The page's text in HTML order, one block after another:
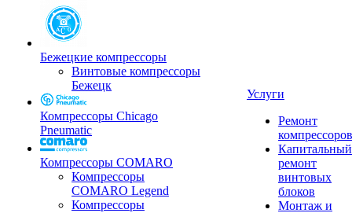
Бежецкие компрессоры
Винтовые компрессоры
Бежецк
Компрессоры Chicago
Pneumatic
Компрессоры COMARO
Компрессоры
COMARO Legend
Компрессоры
Услуги
Ремонт
компрессоров
Капитальный
ремонт
винтовых
блоков
Монтаж и